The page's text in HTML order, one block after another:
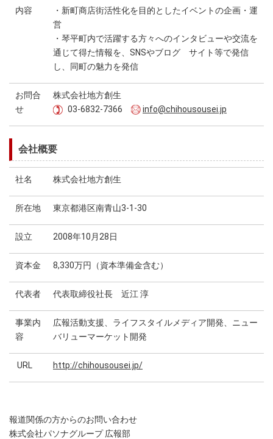
内容
・新町商店街活性化を目的としたイベントの企画・運
営
・琴平町内で活躍する方々へのインタビューや交流を
通じて得た情報を、SNSやブログ サイト等で発信
し、同町の魅力を発信
お問合
せ
株式会社地方創生
03-6832-7366
info@chihousousei.jp
会社概要
社名 株式会社地方創生
所在地 東京都港区南青山3-1-30
設立 2008年10月28日
資本金 8,330万円（資本準備金含む）
代表者 代表取締役社長 近江 淳
事業内
容
広報活動支援、ライフスタイルメディア開発、ニュー
バリューマーケット開発
URL http://chihousousei.jp/
報道関係の方からのお問い合わせ
株式会社パソナグループ 広報部